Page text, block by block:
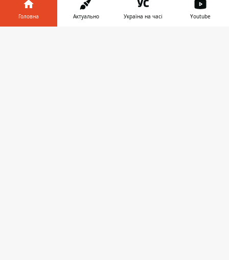
Ресторанний комплекс продається "як є", втім,
Головна Актуально Україна на часі Youtube